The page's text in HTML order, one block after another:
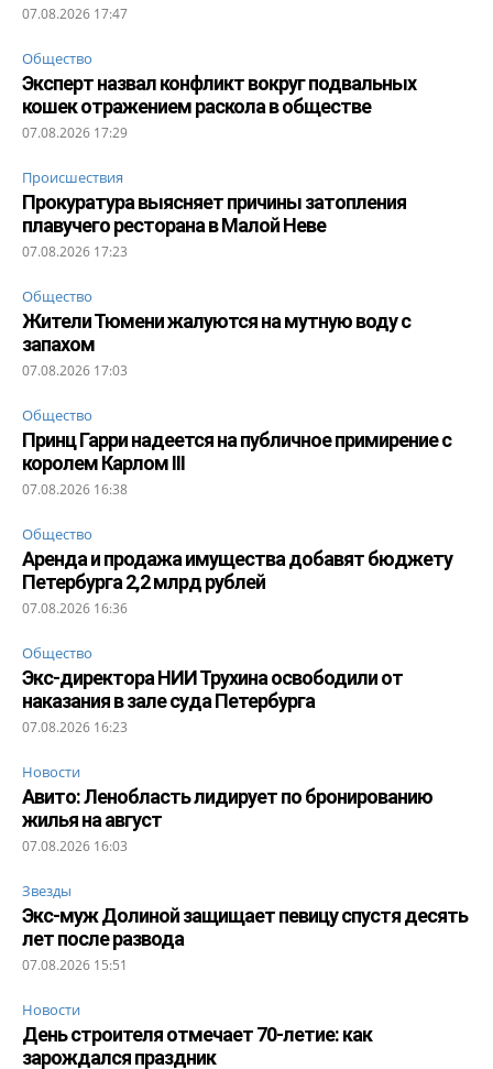
07.08.2026 17:47
Общество
Эксперт назвал конфликт вокруг подвальных
кошек отражением раскола в обществе
07.08.2026 17:29
Происшествия
Прокуратура выясняет причины затопления
плавучего ресторана в Малой Неве
07.08.2026 17:23
Общество
Жители Тюмени жалуются на мутную воду с
запахом
07.08.2026 17:03
Общество
Принц Гарри надеется на публичное примирение с
королем Карлом III
07.08.2026 16:38
Общество
Аренда и продажа имущества добавят бюджету
Петербурга 2,2 млрд рублей
07.08.2026 16:36
Общество
Экс-директора НИИ Трухина освободили от
наказания в зале суда Петербурга
07.08.2026 16:23
Новости
Авито: Ленобласть лидирует по бронированию
жилья на август
07.08.2026 16:03
Звезды
Экс-муж Долиной защищает певицу спустя десять
лет после развода
07.08.2026 15:51
Новости
День строителя отмечает 70-летие: как
зарождался праздник